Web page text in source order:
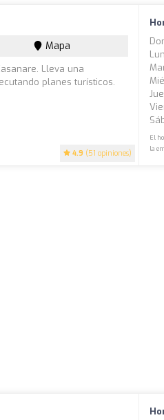
4.9 (51 opiniones)
Mapa
Lleva una
planes turísticos.
El
la